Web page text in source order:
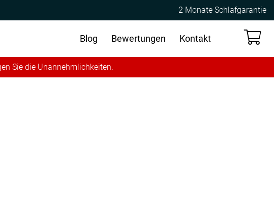
2 Monate Schlafgarantie
Kontakt
Bewertungen
Blog
Sie die Unannehmlichkeiten.